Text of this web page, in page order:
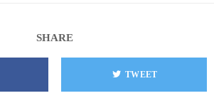
SHARE
TWEET